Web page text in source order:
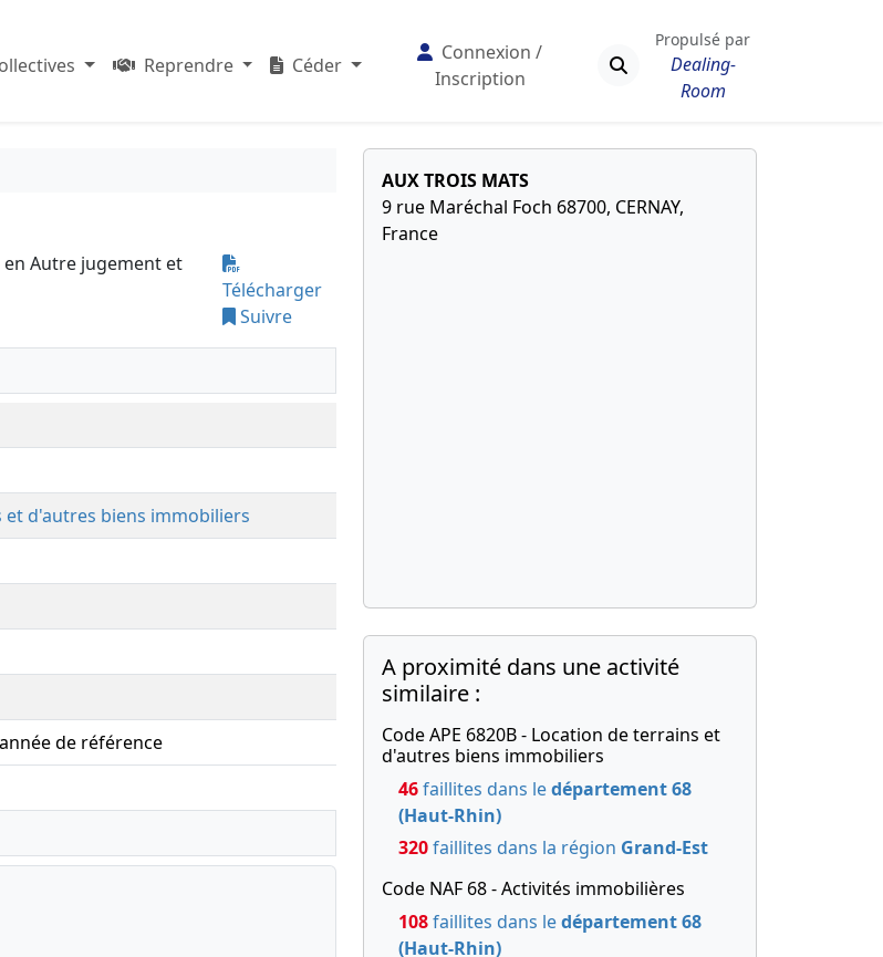
Reprendre Céder
Connexion /
Inscription
Propulsé par
Dealing-
Room
en Autre jugement et
Télécharger
Suivre
et d'autres biens immobiliers
de référence
AUX TROIS MATS
9 rue Maréchal Foch 68700, CERNAY,
France
A proximité dans une activité
similaire :
Code APE 6820B - Location de terrains et
d'autres biens immobiliers
46faillites dans ledépartement 68
(Haut-Rhin)
320faillites dans la région Grand-Est
Code NAF 68 - Activités immobilières
108faillites dans ledépartement 68
(Haut-Rhin)